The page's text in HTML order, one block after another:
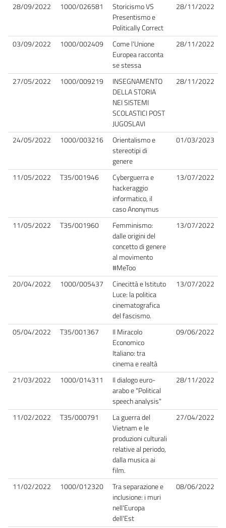
28/09/2022 1000/026581
Storicismo VS
Presentismo e
Politically Correct
28/11/2022
03/09/2022 1000/002409
Come l'Unione
Europea racconta
se stessa
28/11/2022
27/05/2022 1000/009219
INSEGNAMENTO
DELLA STORIA
NEI SISTEMI
SCOLASTICI POST
JUGOSLAVI
28/11/2022
24/05/2022 1000/003216
Orientalismo e
stereotipi di
genere
01/03/2023
11/05/2022 T35/001946
Cyberguerra e
hackeraggio
informatico, il
caso Anonymus
13/07/2022
11/05/2022 T35/001960
Femminismo:
dalle origini del
concetto di genere
al movimento
#MeToo
13/07/2022
20/04/2022 1000/005437
Cinecittà e Istituto
Luce: la politica
cinematografica
del fascismo.
13/07/2022
05/04/2022 T35/001367
Il Miracolo
Economico
Italiano: tra
cinema e realtà
09/06/2022
21/03/2022 1000/014311
Il dialogo euro-
arabo e "Political
speech analysis"
28/11/2022
11/02/2022 T35/000791
La guerra del
Vietnam e le
produzioni culturali
relative al periodo,
dalla musica ai
film.
27/04/2022
11/02/2022 1000/012320
Tra separazione e
inclusione: i muri
nell'Europa
dell'Est
08/06/2022